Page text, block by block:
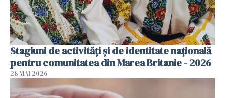
Stagiuni de activități și de identitate națională
pentru comunitatea din Marea Britanie - 2026
28 MAI 2026